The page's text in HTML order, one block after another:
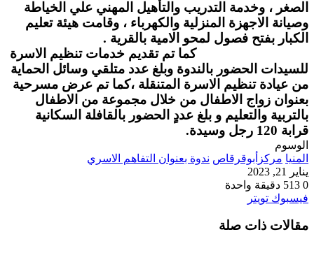
الصغر ، وخدمة التدريب والتأهيل المهني علي الخياطة
وصيانة الاجهزة المنزلية والكهرباء ، وقامت هيئة تعليم
الكبار بفتح فصول لمحو الامية بالقرية .
كما تم تقديم خدمات تنظيم الاسرة
للسيدات الحضور بالندوة وبلغ عدد متلقي وسائل الحماية
من عيادة تنظيم الاسرة المتنقلة ،كما تم عرض مسرحية
بعنوان زواج الاطفال من خلال مجموعة من الاطفال
بالتربية والتعليم و بلغ عددٍ الحضور بالقافلة السكانية
قرابة 120 رجل وسيدة.
الوسوم
المنيا مركزأبوقرقاص ندوة بعنوان التفاهم الاسري
يناير 21, 2023
0
دقيقة واحدة
فيسبوك تويتر
البريد
مقالات ذات صلة